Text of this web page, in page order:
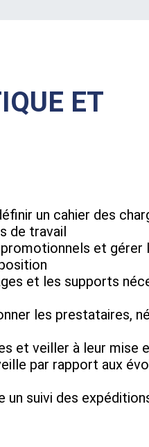
ET
un cahier des
de travail
et gérer
et les supports
les prestataires,
et veiller à leur mise
par rapport aux
suivi des